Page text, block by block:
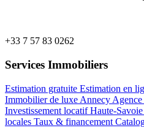
+33 7 57 83 0262
Services Immobiliers
Estimation gratuite Estimation en
Immobilier de luxe Annecy
Investissement locatif Haute-Savoie
locales Taux & financement